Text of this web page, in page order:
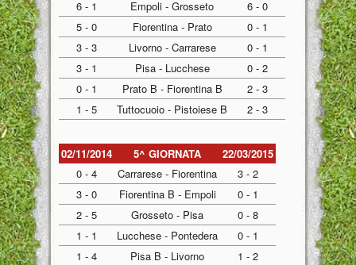
6 - 1
Empoli - Grosseto
6 - 0
5 - 0
Fiorentina - Prato
0 - 1
3 - 3
Livorno - Carrarese
0 - 1
3 - 1
Pisa - Lucchese
0 - 2
0 - 1
Prato B - Fiorentina B
2 - 3
1 - 5
Tuttocuoio - Pistoiese B 2 - 3
02/11/2014 5^ GIORNATA
22/03/2015
0 - 4
Carrarese - Fiorentina
3 - 2
3 - 0
Fiorentina B - Empoli
0 - 1
2 - 5
Grosseto - Pisa
0 - 8
1 - 1
Lucchese - Pontedera
0 - 1
1 - 4
Pisa B - Livorno
1 - 2